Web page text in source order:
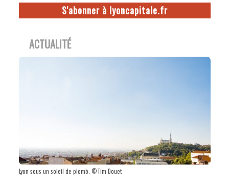
S'abonner à lyoncapitale.fr
ACTUALITÉ
Lyon sous un soleil de plomb. ©Tim Douet